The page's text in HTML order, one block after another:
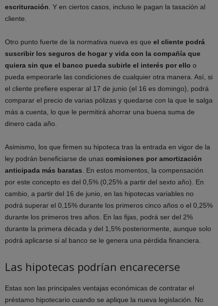
escrituración . Y en ciertos casos, incluso le pagan la tasación al
cliente.
Otro punto fuerte de la normativa nueva es que el cliente podrá
suscribir los seguros de hogar y vida con la compañía que
quiera sin que el banco pueda subirle el interés por ello o
pueda empeorarle las condiciones de cualquier otra manera. Así, si
el cliente prefiere esperar al 17 de junio (el 16 es domingo), podrá
comparar el precio de varias pólizas y quedarse con la que le salga
más a cuenta, lo que le permitirá ahorrar una buena suma de
dinero cada año.
Asimismo, los que firmen su hipoteca tras la entrada en vigor de la
ley podrán beneficiarse de unas comisiones por amortización
anticipada más baratas . En estos momentos, la compensación
por este concepto es del 0,5% (0,25% a partir del sexto año). En
cambio, a partir del 16 de junio, en las hipotecas variables no
podrá superar el 0,15% durante los primeros cinco años o el 0,25%
durante los primeros tres años. En las fijas, podrá ser del 2%
durante la primera década y del 1,5% posteriormente, aunque solo
podrá aplicarse si al banco se le genera una pérdida financiera.
Las hipotecas podrían encarecerse
Estas son las principales ventajas económicas de contratar el
préstamo hipotecario cuando se aplique la nueva legislación. No